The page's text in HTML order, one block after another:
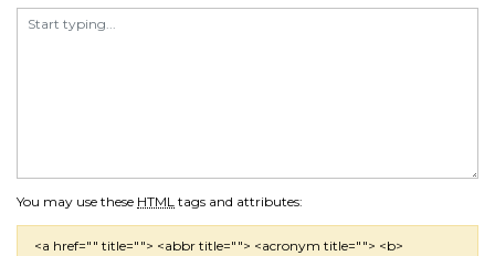
You may use these HTML tags and attributes:
<a href="" title=""> <abbr title=""> <acronym title=""> <b>